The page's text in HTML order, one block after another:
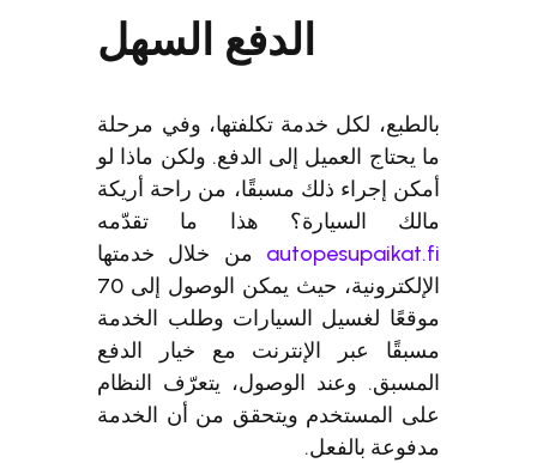
الدفع السهل
لكل خدمة تكلفتها، وفي مرحلة
العميل إلى الدفع. ولكن ماذا لو
إجراء ذلك مسبقًا، من راحة أريكة
السيارة؟ هذا ما تقدّمه
من خلال خدمتها
الإلكترونية، حيث يمكن الوصول إلى 70
لغسيل السيارات وطلب الخدمة
عبر الإنترنت مع خيار الدفع
وعند الوصول، يتعرّف النظام
المستخدم ويتحقق من أن الخدمة
بالفعل.